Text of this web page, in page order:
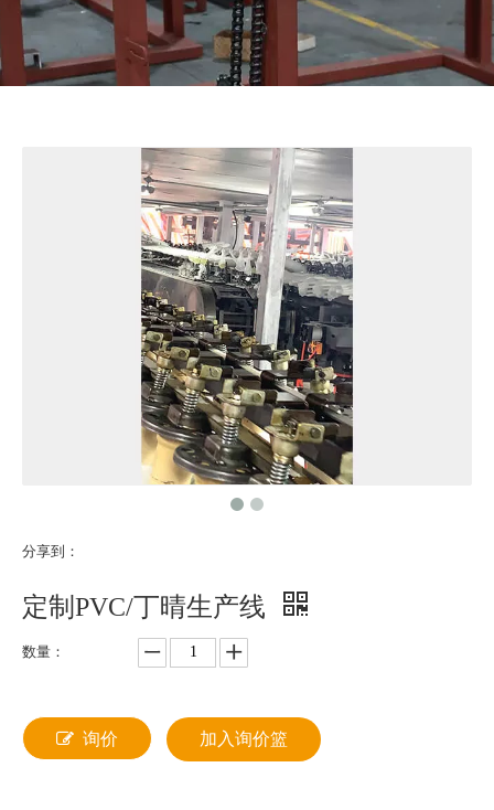
分享到：
定制PVC/丁晴生产线
数量：
询价 加入询价篮